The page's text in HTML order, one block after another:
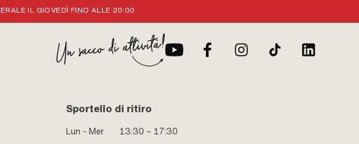
IL GIOVEDÌ FINO ALLE 20:00
Sportello di ritiro
Lun - Mer
13:30 – 17:30